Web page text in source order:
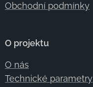
Obchodní podmínky
O projektu
O nás
Technické parametry